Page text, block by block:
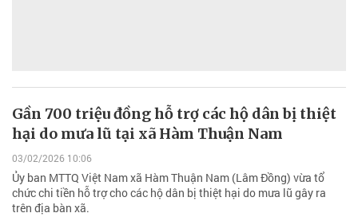
Gần 700 triệu đồng hỗ trợ các hộ dân bị thiệt
hại do mưa lũ tại xã Hàm Thuận Nam
03/02/2026 10:06
Ủy ban MTTQ Việt Nam xã Hàm Thuận Nam (Lâm Đồng) vừa tổ
chức chi tiền hỗ trợ cho các hộ dân bị thiệt hại do mưa lũ gây ra
trên địa bàn xã.